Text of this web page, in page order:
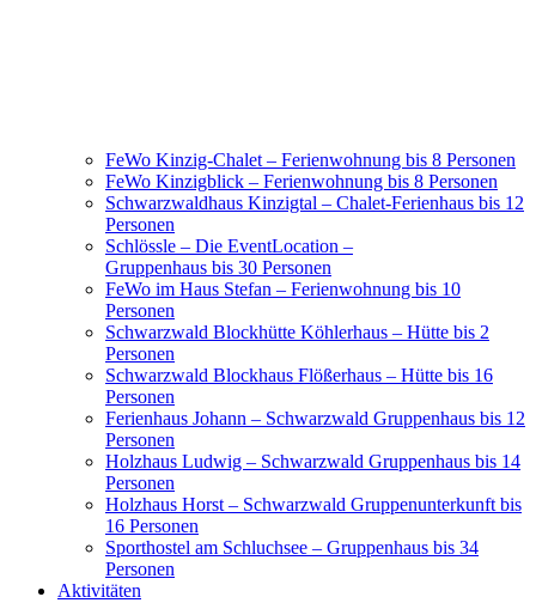
FeWo Kinzig-Chalet – Ferienwohnung bis 8 Personen
FeWo Kinzigblick – Ferienwohnung bis 8 Personen
Schwarzwaldhaus Kinzigtal – Chalet-Ferienhaus bis 12
Personen
Schlössle – Die EventLocation –
Gruppenhaus bis 30 Personen
FeWo im Haus Stefan – Ferienwohnung bis 10
Personen
Schwarzwald Blockhütte Köhlerhaus – Hütte bis 2
Personen
Schwarzwald Blockhaus Flößerhaus – Hütte bis 16
Personen
Ferienhaus Johann – Schwarzwald Gruppenhaus bis 12
Personen
Holzhaus Ludwig – Schwarzwald Gruppenhaus bis 14
Personen
Holzhaus Horst – Schwarzwald Gruppenunterkunft bis
16 Personen
Sporthostel am Schluchsee – Gruppenhaus bis 34
Personen
Aktivitäten